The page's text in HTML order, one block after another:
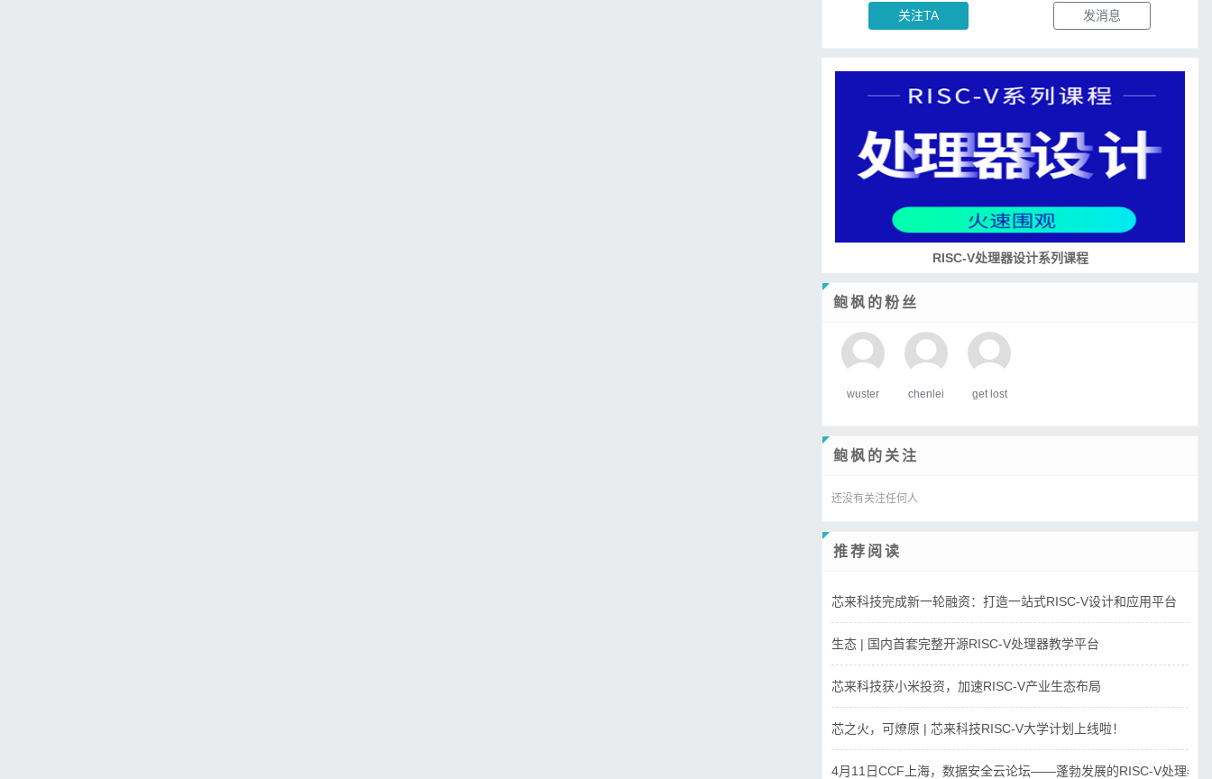
关注TA 发消息
RISC-V处理器设计系列课程
鲍枫的粉丝
wuster chenlei get lost
鲍枫的关注
还没有关注任何人
推荐阅读
芯来科技完成新一轮融资：打造一站式RISC-V设计和应用平台
生态 | 国内首套完整开源RISC-V处理器教学平台
芯来科技获小米投资，加速RISC-V产业生态布局
芯之火，可燎原 | 芯来科技RISC-V大学计划上线啦！
4月11日CCF上海，数据安全云论坛——蓬勃发展的RISC-V处理器